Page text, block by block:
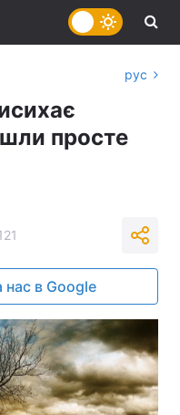
рус
просте
нас в Google